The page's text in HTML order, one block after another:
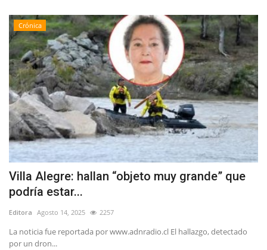
Crónica
Villa Alegre: hallan “objeto muy grande” que
podría estar...
Editora Agosto 14, 2025 2257
La noticia fue reportada por www.adnradio.cl El hallazgo, detectado
por un dron...